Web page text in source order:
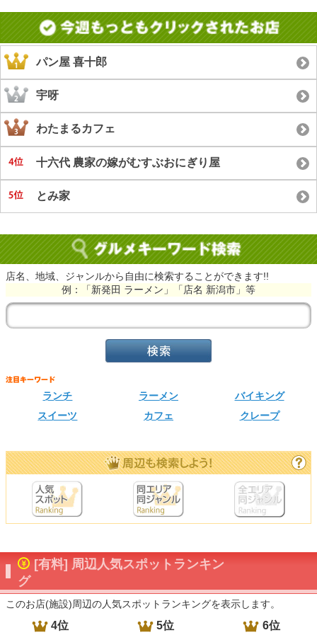
パン屋 喜十郎
宇呀
わたまるカフェ
十六代 農家の嫁がむすぶおにぎり屋
とみ家
店名、地域、ジャンルから自由に検索することができます!!
例：「新発田 ラーメン」「店名 新潟市」等
ランチ ラーメン
バイキング
スイーツ
カフェ クレープ
[有料] 周辺人気スポットランキン
グ
このお店(施設)周辺の人気スポットランキングを表示します。
4位 5位 6位